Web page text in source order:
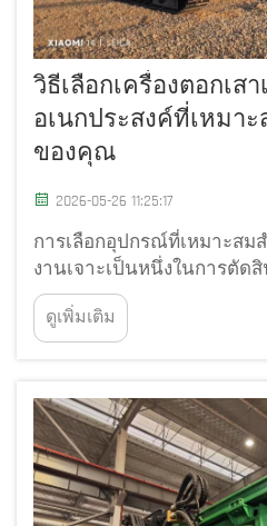
วิธีเลือกเครื่องตอกเส
อเนกประสงค์ที่เหมา
ของคุณ
2026-05-26 11:25:17
การเลือกอุปกรณ์ที่เหมาะสม
งานเจาะเป็นหนึ่งในการตัด
จัดการโครงการหรือวิศวกรโ
ได้ เครื่องตอกเสาเข็มแบบมั
ที่ใช้ได้ทั่วไปสำหรับทุกงาน —
ดูเพิ่มเติม